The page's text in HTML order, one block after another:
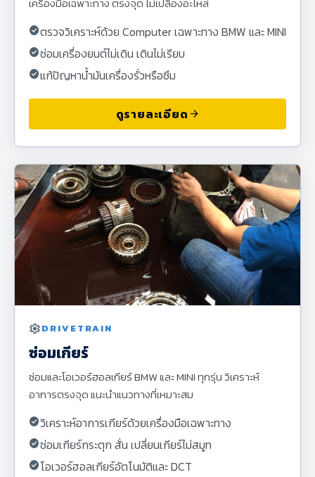
เครื่องมือเฉพาะทาง ตรงจุด ไม่เปลืองอะไหล่
check_circleตรวจวิเคราะห์ด้วย Computer เฉพาะทาง BMW และ MINI
check_circleซ่อมเครื่องยนต์ไม่เดิน เดินไม่เรียบ
check_circleแก้ปัญหาน้ำมันเครื่องรั่วหรือซึม
ดูรายละเอียด arrow_forward
settingsDRIVETRAIN
ซ่อมเกียร์
ซ่อมและโอเวอร์ฮอลเกียร์ BMW และ MINI ทุกรุ่น วิเคราะห์
อาการตรงจุด แนะนำแนวทางที่เหมาะสม
check_circleวิเคราะห์อาการเกียร์ด้วยเครื่องมือเฉพาะทาง
check_circleซ่อมเกียร์กระตุก สั่น เปลี่ยนเกียร์ไม่สมูท
check_circleโอเวอร์ฮอลเกียร์อัตโนมัติและ DCT